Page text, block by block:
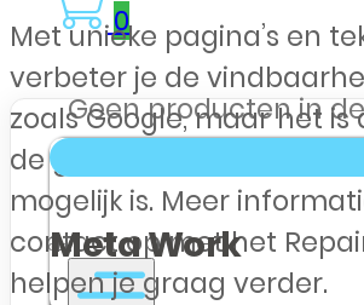
0
Geen producten in de
winkelwagen.
Met unieke pagina’s en
verbeter je de
zoals Google, maar het
de geschreven content
mogelijk is. Meer
contact op met het
helpen je graag verder.
Meta Work